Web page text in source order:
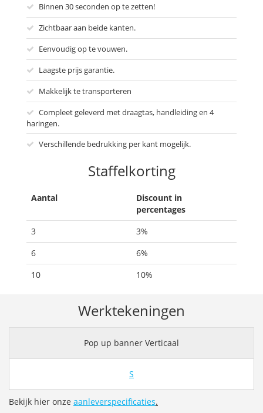
Binnen 30 seconden op te zetten!
Zichtbaar aan beide kanten.
Eenvoudig op te vouwen.
Laagste prijs garantie.
Makkelijk te transporteren
Compleet geleverd met draagtas, handleiding en 4
haringen.
Verschillende bedrukking per kant mogelijk.
Staffelkorting
Aantal
Discount in
percentages
3
3%
6
6%
10
10%
Werktekeningen
Pop up banner Verticaal
S
Bekijk hier onze aanleverspecificaties.